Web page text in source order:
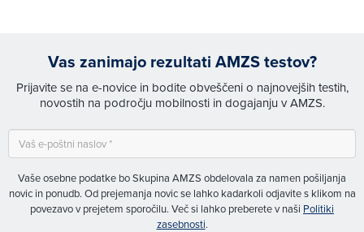
Vas zanimajo rezultati AMZS testov?
Prijavite se na e-novice in bodite obveščeni o najnovejših testih,
novostih na področju mobilnosti in dogajanju v AMZS.
Vaše osebne podatke bo Skupina AMZS obdelovala za namen pošiljanja
novic in ponudb. Od prejemanja novic se lahko kadarkoli odjavite s klikom na
povezavo v prejetem sporočilu. Več si lahko preberete v naši Politiki
zasebnosti.